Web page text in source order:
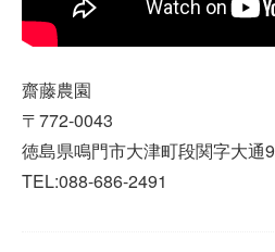
齋藤農園
〒772-0043
徳島県鳴門市大津町段関字大通9
TEL:088-686-2491